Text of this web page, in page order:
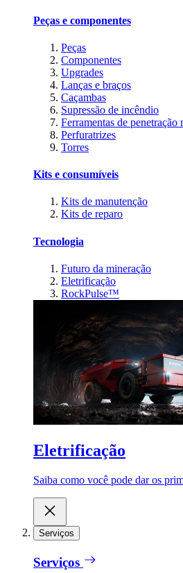
Peças e componentes
Peças
Componentes
Upgrades
Lanças e braços
Caçambas
Supressão de incêndio
Ferramentas de penetração
Perfuratrizes
Torres
Kits e consumíveis
Kits de manutenção
Kits de reparo
Tecnologia
Futuro da mineração
Eletrificação
RockPulse™
Eletrificação
Saiba como você pode dar os
Serviços
Serviços